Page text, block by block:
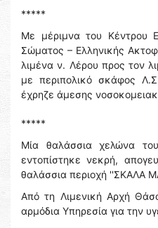
*****
Με μέριμνα του Κέντρου
Σώματος – Ελληνικής
λιμένα ν. Λέρου προς τον
με περιπολικό σκάφος
έχρηζε άμεσης
*****
Μία θαλάσσια χελώνα
εντοπίστηκε νεκρή,
θαλάσσια περιοχή ''ΣΚΑΛΑ
Από τη Λιμενική Αρχή
αρμόδια Υπηρεσία για την